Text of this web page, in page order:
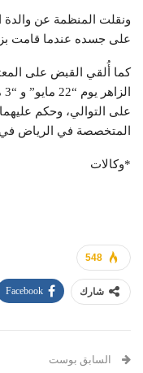
ونقلت المنظمة عن والدة
على جسده عندما قامت
كما أُلقي القبض على
على التوالي، وحكم
المتخصصة في الرياض في
*وكالات
548
شارك Facebook
السابق بوست